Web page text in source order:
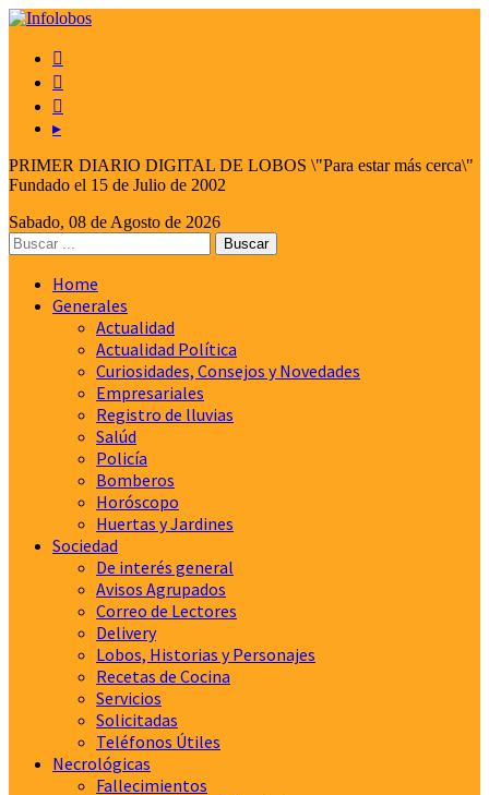



▸
PRIMER DIARIO DIGITAL DE LOBOS \"Para estar más cerca\"
Fundado el 15 de Julio de 2002
Sabado, 08 de Agosto de 2026
Home
Generales
Actualidad
Actualidad Política
Curiosidades, Consejos y Novedades
Empresariales
Registro de lluvias
Salúd
Policía
Bomberos
Horóscopo
Huertas y Jardines
Sociedad
De interés general
Avisos Agrupados
Correo de Lectores
Delivery
Lobos, Historias y Personajes
Recetas de Cocina
Servicios
Solicitadas
Teléfonos Útiles
Necrológicas
Fallecimientos